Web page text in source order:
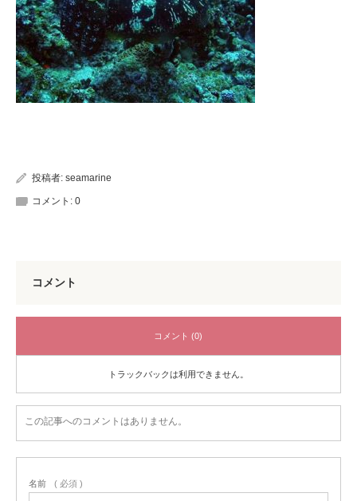
投稿者: seamarine
コメント: 0
コメント
コメント (0)
トラックバックは利用できません。
この記事へのコメントはありません。
名前 ( 必須 )